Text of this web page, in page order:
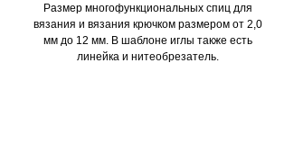
Размер многофункциональных спиц для
вязания и вязания крючком размером от 2,0
мм до 12 мм. В шаблоне иглы также есть
линейка и нитеобрезатель.